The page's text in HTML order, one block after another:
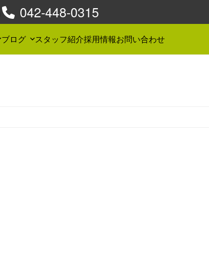
042-448-0315
ブログ スタッフ紹介採用情報お問い合わせ